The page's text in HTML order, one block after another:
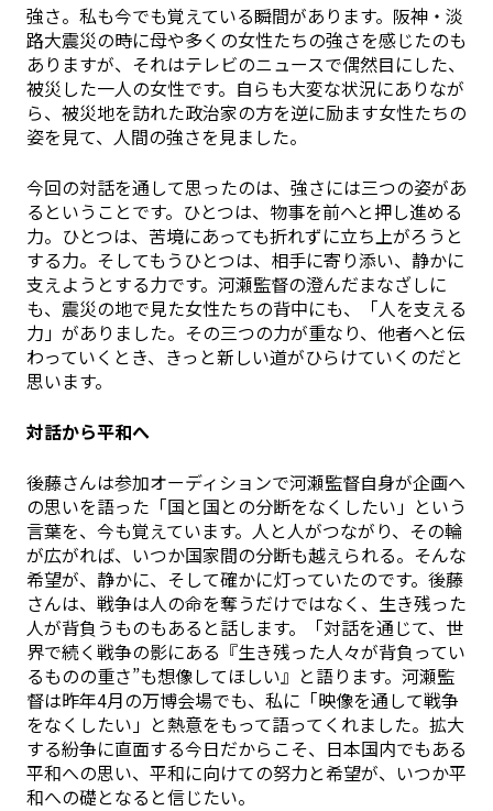
強さ。私も今でも覚えている瞬間があります。阪神・淡
路大震災の時に母や多くの女性たちの強さを感じたのも
ありますが、それはテレビのニュースで偶然目にした、
被災した一人の女性です。自らも大変な状況にありなが
ら、被災地を訪れた政治家の方を逆に励ます女性たちの
姿を見て、人間の強さを見ました。
今回の対話を通して思ったのは、強さには三つの姿があ
るということです。ひとつは、物事を前へと押し進める
力。ひとつは、苦境にあっても折れずに立ち上がろうと
する力。そしてもうひとつは、相手に寄り添い、静かに
支えようとする力です。河瀬監督の澄んだまなざしに
も、震災の地で見た女性たちの背中にも、「人を支える
力」がありました。その三つの力が重なり、他者へと伝
わっていくとき、きっと新しい道がひらけていくのだと
思います。
対話から平和へ
後藤さんは参加オーディションで河瀬監督自身が企画へ
の思いを語った「国と国との分断をなくしたい」という
言葉を、今も覚えています。人と人がつながり、その輪
が広がれば、いつか国家間の分断も越えられる。そんな
希望が、静かに、そして確かに灯っていたのです。後藤
さんは、戦争は人の命を奪うだけではなく、生き残った
人が背負うものもあると話します。「対話を通じて、世
界で続く戦争の影にある『生き残った人々が背負ってい
るものの重さ”も想像してほしい』と語ります。河瀬監
督は昨年4月の万博会場でも、私に「映像を通して戦争
をなくしたい」と熱意をもって語ってくれました。拡大
する紛争に直面する今日だからこそ、日本国内でもある
平和への思い、平和に向けての努力と希望が、いつか平
和への礎となると信じたい。